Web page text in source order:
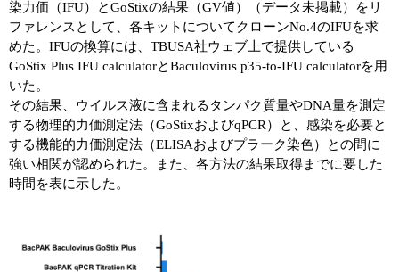
染力価（IFU）とGoStixの結果（GV値）（データ未掲載）をリ
ファレンスとして、各キットについてクローンNo.4のIFUを求
めた。IFUの換算には、TBUSA社ウェブ上で提供している
GoStix Plus IFU calculatorとBaculovirus p35-to-IFU calculatorを用
いた。
その結果、ウイルス液に含まれるタンパク質量やDNA量を測定
する物理的力価測定法（GoStixおよびqPCR）と、感染を必要と
する機能的力価測定法（ELISAおよびプラーク染色）との間に
強い相関が認められた。また、各方法の結果取得までに要した
時間を表に示した。